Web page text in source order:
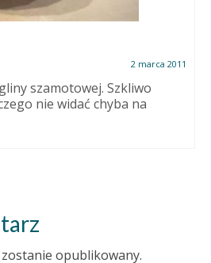
2 marca 2011
szamotowej. Szkliwo
nie widać chyba na
opublikowany.